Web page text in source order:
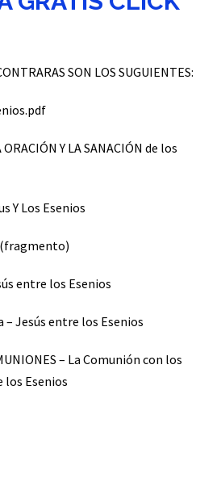
SON LOS SUGUIENTES:
ORACIÓN Y LA SANACIÓN de los
Y Los Esenios
(fragmento)
entre los Esenios
– Jesús entre los Esenios
– La Comunión con los
los Esenios